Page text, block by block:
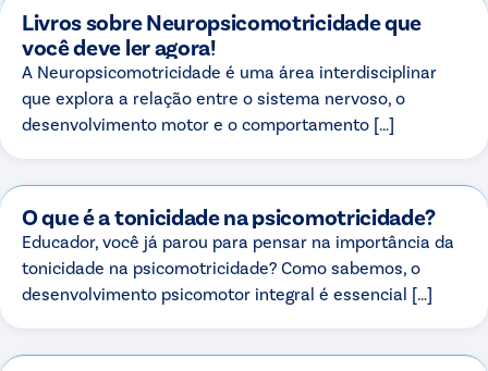
Livros sobre Neuropsicomotricidade que
você deve ler agora!
A Neuropsicomotricidade é uma área interdisciplinar
que explora a relação entre o sistema nervoso, o
desenvolvimento motor e o comportamento […]
O que é a tonicidade na psicomotricidade?
Educador, você já parou para pensar na importância da
tonicidade na psicomotricidade? Como sabemos, o
desenvolvimento psicomotor integral é essencial […]